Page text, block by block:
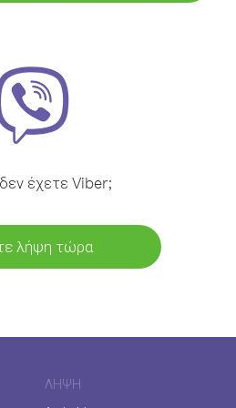
έχετε Viber;
λήψη τώρα
ΛΉΨΗ